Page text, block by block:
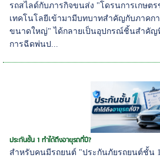
รถสไลด์กับภารกิจขนส่ง "โดรนการเกษต
เทคโนโลยีเข้ามามีบทบาทสำคัญกับภาคก
ขนาดใหญ่" ได้กลายเป็นอุปกรณ์ชิ้นสำคัญ
การฉีดพ่นป...
ประกันชั้น 1 ทำได้ถึงอายุรถกี่ปี?
สำหรับคนมีรถยนต์ "ประกันภัยรถยนต์ชั้น